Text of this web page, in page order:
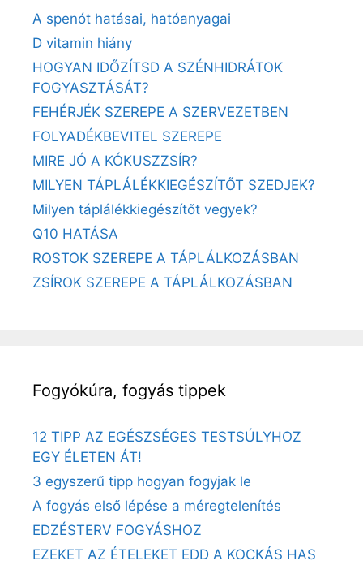
A spenót hatásai, hatóanyagai
D vitamin hiány
HOGYAN IDŐZÍTSD A SZÉNHIDRÁTOK
FOGYASZTÁSÁT?
FEHÉRJÉK SZEREPE A SZERVEZETBEN
FOLYADÉKBEVITEL SZEREPE
MIRE JÓ A KÓKUSZZSÍR?
MILYEN TÁPLÁLÉKKIEGÉSZÍTŐT SZEDJEK?
Milyen táplálékkiegészítőt vegyek?
Q10 HATÁSA
ROSTOK SZEREPE A TÁPLÁLKOZÁSBAN
ZSÍROK SZEREPE A TÁPLÁLKOZÁSBAN
Fogyókúra, fogyás tippek
12 TIPP AZ EGÉSZSÉGES TESTSÚLYHOZ
EGY ÉLETEN ÁT!
3 egyszerű tipp hogyan fogyjak le
A fogyás első lépése a méregtelenítés
EDZÉSTERV FOGYÁSHOZ
EZEKET AZ ÉTELEKET EDD A KOCKÁS HAS